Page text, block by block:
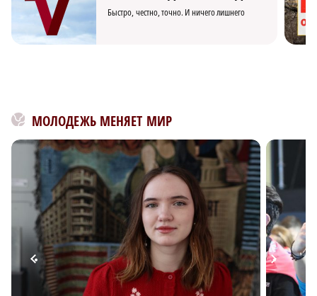
Быстро, честно, точно. И ничего лишнего
МОЛОДЕЖЬ МЕНЯЕТ МИР